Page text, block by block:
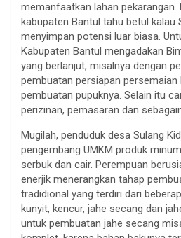
memanfaatkan lahan pekarangan.
kabupaten Bantul tahu betul kalau
menyimpan potensi luar biasa.
Kabupaten Bantul mengadakan
yang berlanjut, misalnya dengan
pembuatan persiapan persemaian
pembuatan pupuknya. Selain itu
perizinan, pemasaran dan
Mugilah, penduduk desa Sulang
pengembang UMKM produk
serbuk dan cair. Perempuan
enerjik menerangkan tahap
tradidional yang terdiri dari
kunyit, kencur, jahe secang dan
untuk pembuatan jahe secang